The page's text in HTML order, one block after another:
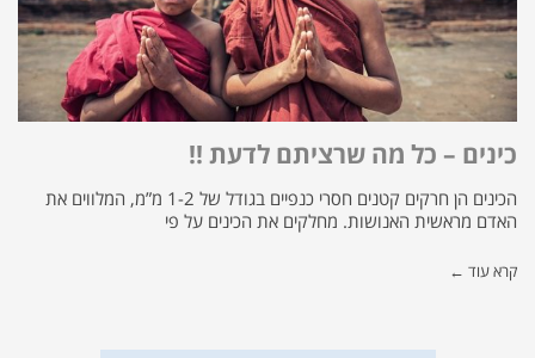
כינים – כל מה שרציתם לדעת !!
הכינים הן חרקים קטנים חסרי כנפיים בגודל של 1-2 מ”מ, המלווים את
האדם מראשית האנושות. מחלקים את הכינים על פי
קרא עוד ←